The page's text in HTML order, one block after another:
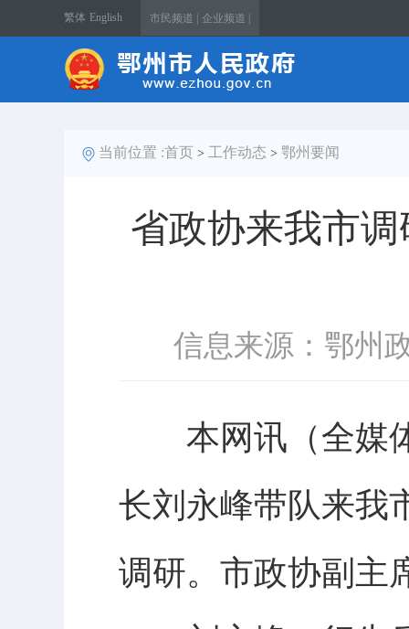
繁体 English 市民频道 | 企业频道 |
当前位置 :首页 > 工作动态 > 鄂州要闻
省政协来我市
信息来源：鄂州
本网讯（全媒体
长刘永峰带队来我
调研。市政协副主